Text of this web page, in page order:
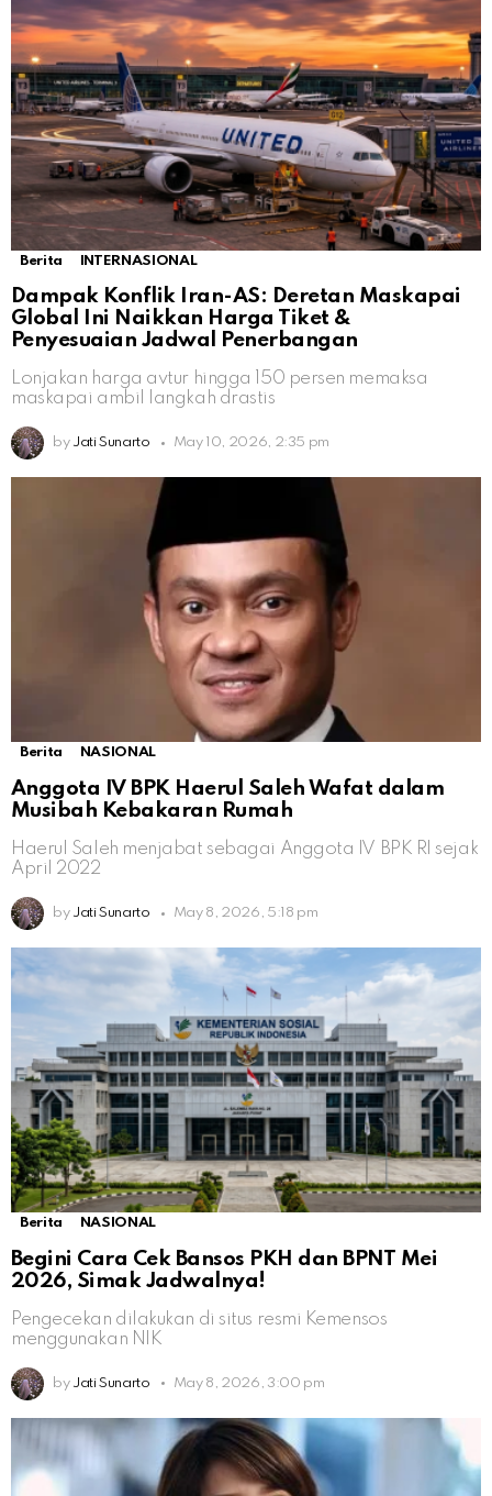
Berita INTERNASIONAL
Dampak Konflik Iran-AS: Deretan Maskapai
Global Ini Naikkan Harga Tiket &
Penyesuaian Jadwal Penerbangan
Lonjakan harga avtur hingga 150 persen memaksa
maskapai ambil langkah drastis
by Jati Sunarto May 10, 2026, 2:35 pm
Berita NASIONAL
Anggota IV BPK Haerul Saleh Wafat dalam
Musibah Kebakaran Rumah
Haerul Saleh menjabat sebagai Anggota IV BPK RI sejak
April 2022
by Jati Sunarto May 8, 2026, 5:18 pm
Berita NASIONAL
Begini Cara Cek Bansos PKH dan BPNT Mei
2026, Simak Jadwalnya!
Pengecekan dilakukan di situs resmi Kemensos
menggunakan NIK
by Jati Sunarto May 8, 2026, 3:00 pm